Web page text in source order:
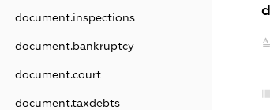
document.inspections
document.bankruptcy
document.court
document.taxdebts